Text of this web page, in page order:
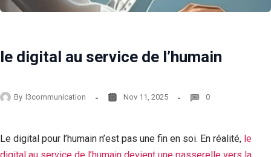
le digital au service de l’humain
By l3communication Nov 11, 2025 0
Le digital pour l’humain n’est pas une fin en soi. En réalité, le